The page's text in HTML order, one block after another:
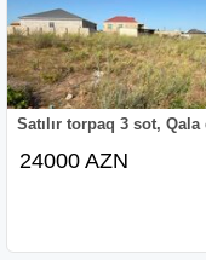
Satılır torpaq 3 sot, Qala
24000 AZN